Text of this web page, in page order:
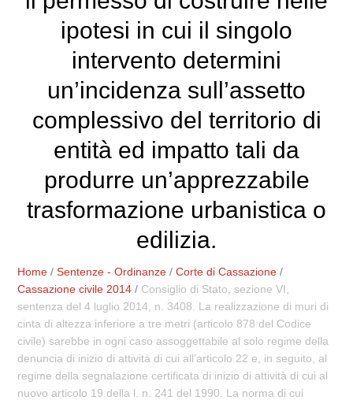
ipotesi in cui il singolo
intervento determini
un’incidenza sull’assetto
complessivo del territorio di
entità ed impatto tali da
produrre un’apprezzabile
trasformazione urbanistica o
edilizia.
Home /Sentenze - Ordinanze /Corte di Cassazione /
Cassazione civile 2014 / Consiglio di Stato, sezione VI,
sentenza del 4 luglio 2014, n. 3408. La realizzazione di muri di
cinta di altezza inferiore a tre metri (articolo 878 del Codice
civile) sarebbe in ogni caso assoggettabile al solo regime della
denuncia di inizio di attività di cui all’articolo 22 e, in seguito, al
regime della segnalazione certificata di inizio di attività di cui al
nuovo articolo 19 della l. n. 241 del 1990. La norma di cui